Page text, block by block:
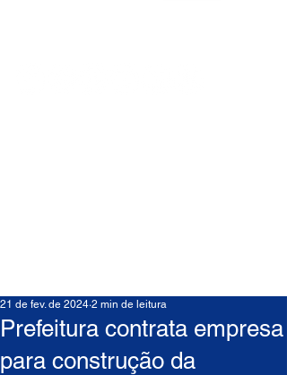
Prefeitura contrata empresa
para construção da
21 de fev. de 2024 2 min de leitura